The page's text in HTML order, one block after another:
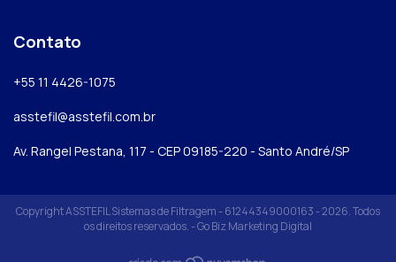
Contato
+55 11 4426-1075
asstefil@asstefil.com.br
Av. Rangel Pestana, 117 - CEP 09185-220 - Santo André/SP
Copyright ASSTEFIL Sistemas de Filtragem - 61244349000163 - 2026. Todos
os direitos reservados. -Go Biz Marketing Digital